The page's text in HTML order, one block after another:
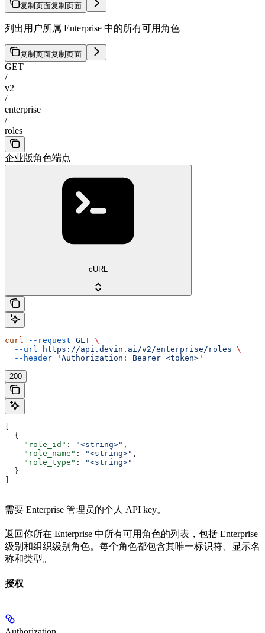
复制页面复制页面
列出用户所属 Enterprise 中的所有可用角色
复制页面复制页面
GET
/
v2
/
enterprise
/
roles
企业版角色端点
cURL
curl --request GET \
  --url
https://api.devin.ai/v2/enterprise/roles \
  --header
'Authorization: Bearer <token>'
200
[
  {
    "role_id"
: "<string>" ,
    "role_name"
: "<string>" ,
    "role_type"
:
"<string>"
  }
]
需要 Enterprise 管理员的个人 API key。
返回你所在 Enterprise 中所有可用角色的列表，包括 Enterprise
级别和组织级别角色。每个角色都包含其唯一标识符、显示名
称和类型。
授权